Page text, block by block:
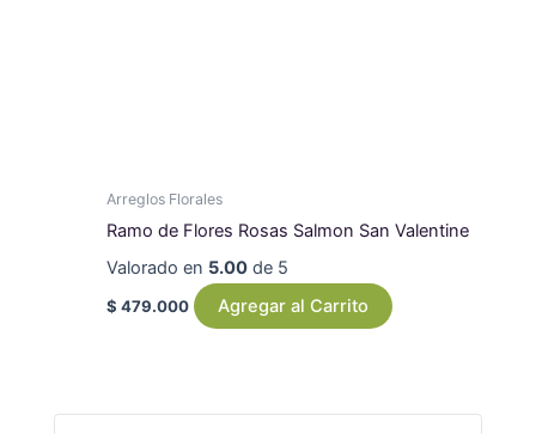
Arreglos Florales
Ramo de Flores Rosas Salmon San Valentine
Valorado en 5.00de 5
$ 479.000 Agregar al Carrito